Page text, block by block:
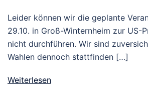
Leider können wir die geplante
29.10. in Groß-Winternheim zur US-
nicht durchführen. Wir sind
Wahlen dennoch stattfinden […]
Weiterlesen